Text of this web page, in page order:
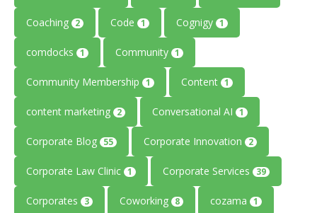
Coaching 2 Code 1 Cognigy 1
comdocks 1 Community 1
Community Membership 1 Content 1
content marketing 2 Conversational AI 1
Corporate Blog 55 Corporate Innovation 2
Corporate Law Clinic 1 Corporate Services 39
Corporates 3 Coworking 8 cozama 1